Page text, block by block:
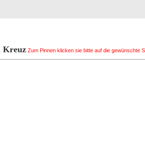
Kreuz Zum Pinnen klicken sie bitte auf die gewünschte